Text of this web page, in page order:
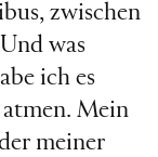
zwischen
was
ich es
atmen. Mein
meiner